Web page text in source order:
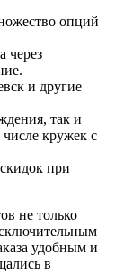
опций
через
и другие
так и
кружек с
при
не только
удобным и
в